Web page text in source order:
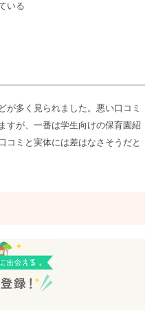
いる
が多く見られました。悪い口コミ
すが、一番は学生向けの保育園紹
コミと実体には差はなさそうだと